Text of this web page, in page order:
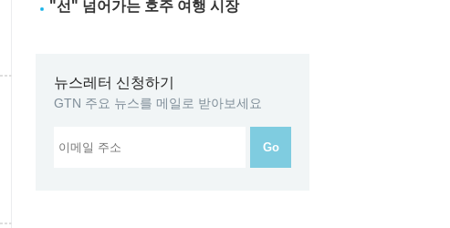
"선" 넘어가는 호주 여행 시장
뉴스레터 신청하기
GTN 주요 뉴스를 메일로 받아보세요
Go